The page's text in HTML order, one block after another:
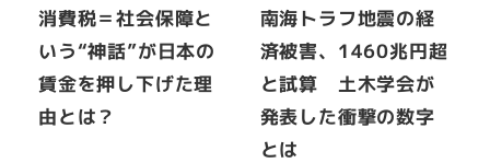
消費税＝社会保障と
いう“神話”が日本の
賃金を押し下げた理
由とは？
南海トラフ地震の経
済被害、1460兆円超
と試算 土木学会が
発表した衝撃の数字
とは